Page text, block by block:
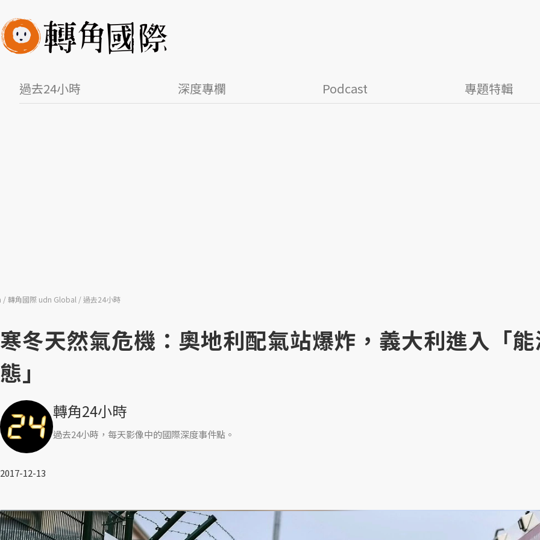
過去24小時 深度專欄 Podcast 專題特輯
轉角國際 udn Global 過去24小時
寒冬天然氣危機：奧地利配氣站爆炸，義大利進入「
態」
轉角24小時
過去24小時，每天影像中的國際深度事件點。
2017-12-13